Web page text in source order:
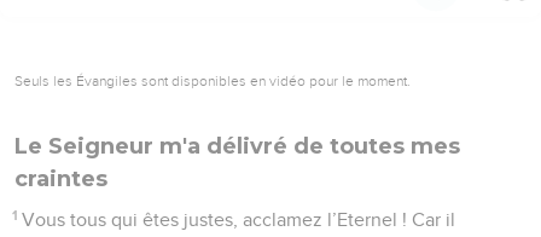
Seuls les Évangiles sont disponibles en vidéo pour le moment.
Le Seigneur m'a délivré de toutes mes
craintes
1 Vous tous qui êtes justes, acclamez l’Eternel ! Car il